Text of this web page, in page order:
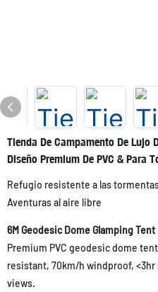
Tienda De Campamento De Lujo
Diseño Premium De PVC & Para
Refugio resistente a las
Aventuras al aire libre
6M Geodesic Dome Glamping Tent
Premium PVC geodesic dome
resistant, 70km/h windproof,
views.